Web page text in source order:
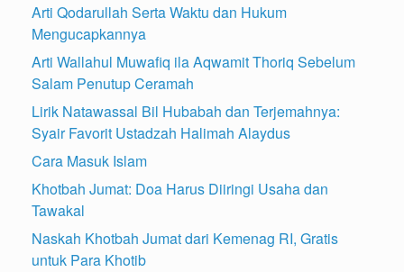
Arti Qodarullah Serta Waktu dan Hukum
Mengucapkannya
Arti Wallahul Muwafiq ila Aqwamit Thoriq Sebelum
Salam Penutup Ceramah
Lirik Natawassal Bil Hubabah dan Terjemahnya:
Syair Favorit Ustadzah Halimah Alaydus
Cara Masuk Islam
Khotbah Jumat: Doa Harus Diiringi Usaha dan
Tawakal
Naskah Khotbah Jumat dari Kemenag RI, Gratis
untuk Para Khotib